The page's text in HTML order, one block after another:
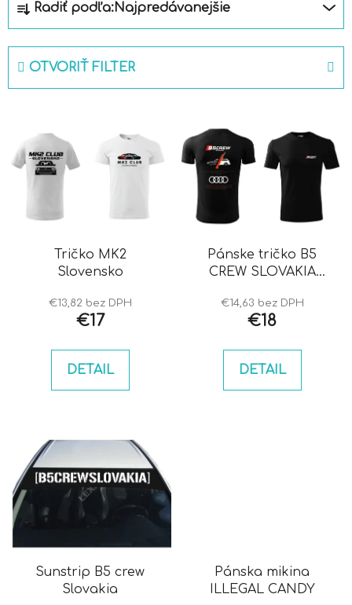
a
d
n
r
Radiť podľa:Najpredávanejšie
OTVORIŤ FILTER
p
Tričko MK2
Slovensko
€13,82 bez DPH
€17
DETAIL
Pánske tričko B5
CREW SLOVAKIA
€14,63 bez DPH
€18
DETAIL
Sunstrip B5 crew
Slovakia
Pánska mikina
ILLEGAL CANDY